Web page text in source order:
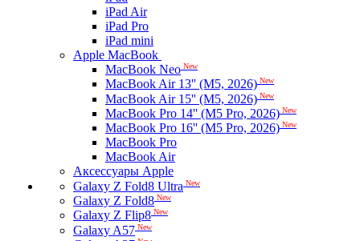
iPad Air
iPad Pro
iPad mini
Apple MacBook
MacBook Neo New
MacBook Air 13'' (M5, 2026) New
MacBook Air 15'' (M5, 2026) New
MacBook Pro 14'' (M5 Pro, 2026) New
MacBook Pro 16'' (M5 Pro, 2026) New
MacBook Pro
MacBook Air
Аксессуары Apple
Galaxy Z Fold8 Ultra New
Galaxy Z Fold8 New
Galaxy Z Flip8 New
Galaxy A57 New